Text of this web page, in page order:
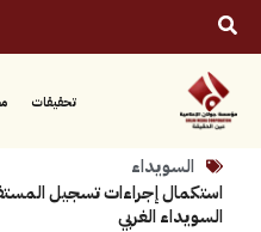
محليات فيديو
إجراءات تسجيل المستفيدين من
الغربي